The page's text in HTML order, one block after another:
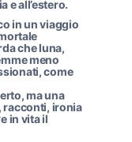
e all’estero.
in un viaggio
che luna,
meno
come
ma una
racconti, ironia
in vita il